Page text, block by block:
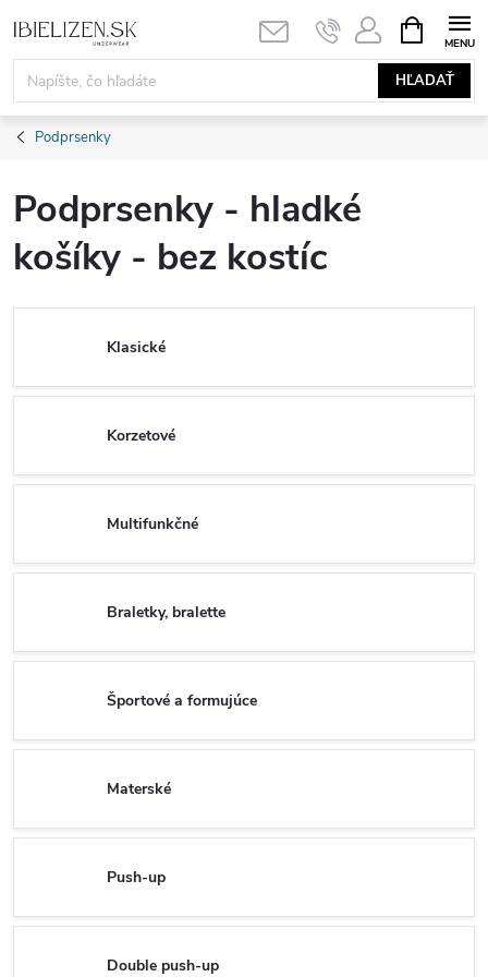
na
obsah
HĽADAŤ
KOŠÍK
Podprsenky
Podprsenky - hladké
košíky - bez kostíc
Klasické
Korzetové
Multifunkčné
Braletky, bralette
Športové a formujúce
Materské
Push-up
Double push-up